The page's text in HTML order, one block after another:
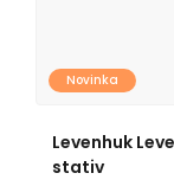
Novinka
Levenhuk
stativ